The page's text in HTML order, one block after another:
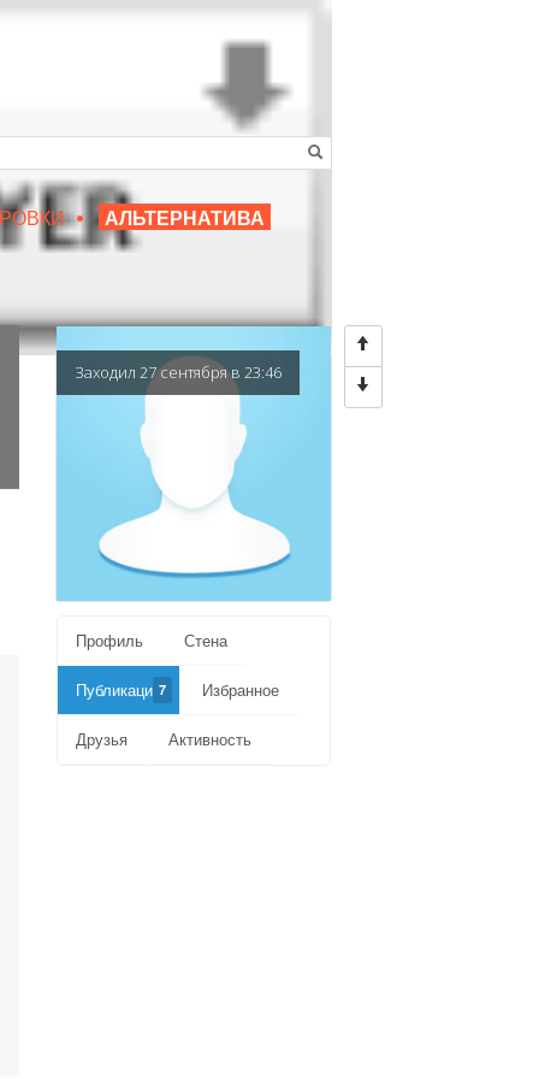
• АЛЬТЕРНАТИВА
| ЛЮБИМЫЙ ПРЕПОДАВАТЕЛЬ
Заходил 27 сентября в 23:46
Профиль Стена
Публикации7 Избранное
Друзья Активность